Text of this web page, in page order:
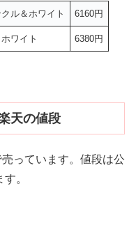
ル＆ホワイト 6160円
ワイト 6380円
天の値段
っています。値段は公
。